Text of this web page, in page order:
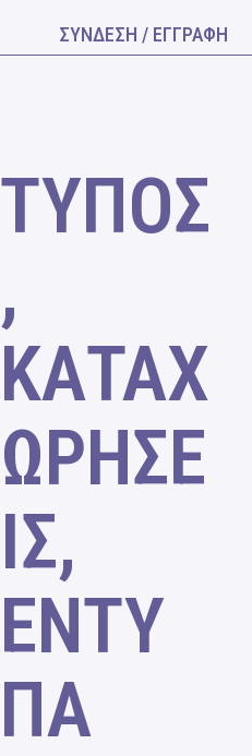
ΣΥΝΔΕΣΗ / ΕΓΓΡΑΦΗ
ΤΥΠΟΣ
,
ΚΑΤΑΧ
ΩΡΗΣΕ
ΙΣ,
ΕΝΤΥ
ΠΑ